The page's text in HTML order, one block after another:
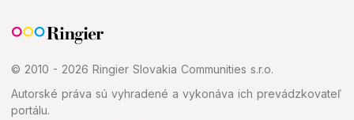
© 2010 - 2026 Ringier Slovakia Communities s.r.o.
Autorské práva sú vyhradené a vykonáva ich prevádzkovateľ
portálu.